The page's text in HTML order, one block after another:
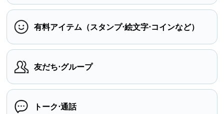
有料アイテム（スタンプ⋅絵文字⋅コインなど）
友だち⋅グループ
トーク⋅通話